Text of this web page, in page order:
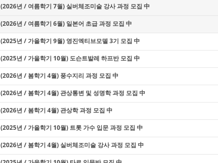
(2026년 / 여름학기 7월) 실버체조미술 강사 과정 모집 中
(2026년 / 여름학기 6월) 일본어 초급 과정 모집 中
(2025년 / 가을학기 9월) 영진엑티브모델 3기 모집 中
(2025년 / 가을학기 10월) 도슨트발레 하프반 모집 中
(2026년 / 봄학기 4월) 풍수지리 과정 모집 中
(2026년 / 봄학기 4월) 관상통변 및 성명학 과정 모집 中
(2026년 / 봄학기 4월) 관상학 과정 모집 中
(2025년 / 가을학기 10월) 트롯 가수 입문 과정 모집 中
(2026년 / 봄학기 4월) 실버체조미술 강사 과정 모집 中